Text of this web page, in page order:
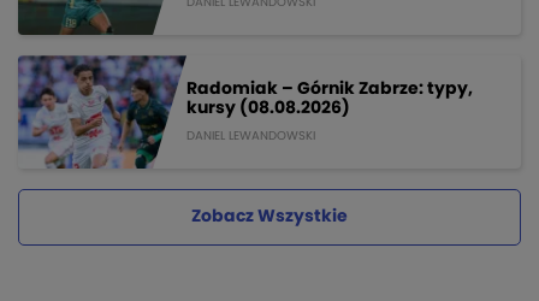
Radomiak – Górnik Zabrze: typy,
kursy (08.08.2026)
DANIEL LEWANDOWSKI
Zobacz Wszystkie